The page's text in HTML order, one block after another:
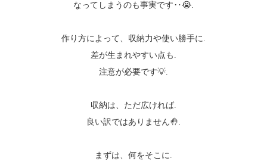
なってしまうのも事実です‥😭.
作り方によって、収納力や使い勝手に.
差が生まれやすい点も.
注意が必要です💡.
収納は、ただ広ければ.
良い訳ではありません🤚.
まずは、何をそこに.